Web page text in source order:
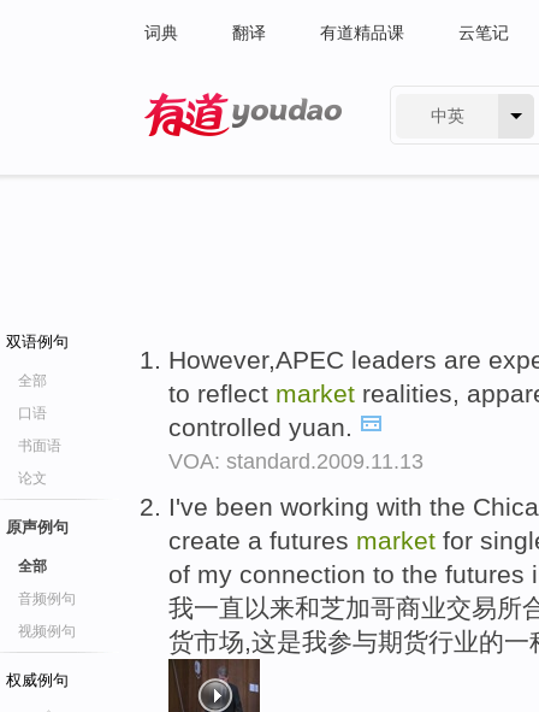
词典 翻译 有道精品课 云笔记
中英
双语例句
全部
口语
书面语
论文
原声例句
全部
音频例句
视频例句
权威例句
However,APEC leaders are
to reflect market realities,
controlled yuan.
VOA: standard.2009.11.13
I've been working with the
create a futures market for
of my connection to the futures
我一直以来和芝加哥商业交易所
货市场,这是我参与期货行业的一